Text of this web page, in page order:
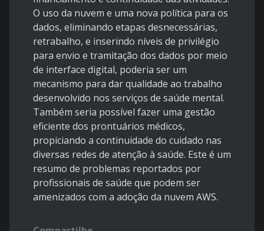
O uso da nuvem e uma nova política para os
dados, eliminando etapas desnecessárias,
retrabalho, e inserindo níveis de privilégio
para envio e tramitação dos dados por meio
de interface digital, poderia ser um
mecanismo para dar qualidade ao trabalho
desenvolvido nos serviços de saúde mental.
Também seria possível fazer uma gestão
eficiente dos prontuários médicos,
propiciando a continuidade do cuidado nas
diversas redes de atenção à saúde. Este é um
resumo de problemas reportados por
profissionais de saúde que podem ser
amenizados com a adoção da nuvem AWS.